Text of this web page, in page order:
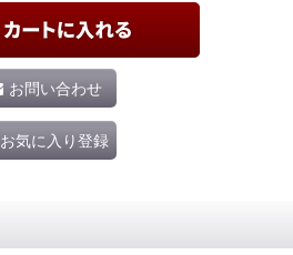
お問い合わせ
お気に入り登録